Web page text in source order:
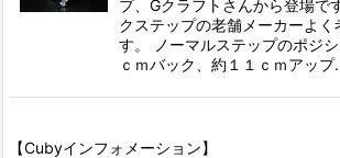
プ、Gクラフトさんから登場で
クステップの老舗メーカーよく
す。 ノーマルステップのポジ
ｃｍバック、約１１ｃｍアッ
【Cubyインフォメーション】